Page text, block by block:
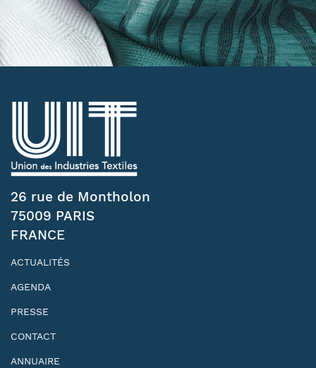
26 rue de Montholon
75009 PARIS
FRANCE
ACTUALITÉS
AGENDA
PRESSE
CONTACT
ANNUAIRE